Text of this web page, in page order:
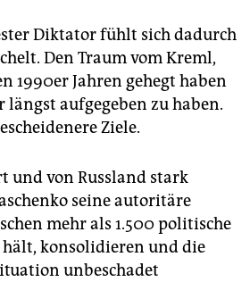
Diktator fühlt sich dadurch
Den Traum vom Kreml,
1990er Jahren gehegt haben
längst aufgegeben zu haben.
Ziele.
und von Russland stark
seine autoritäre
mehr als 1.500 politische
konsolidieren und die
unbeschadet